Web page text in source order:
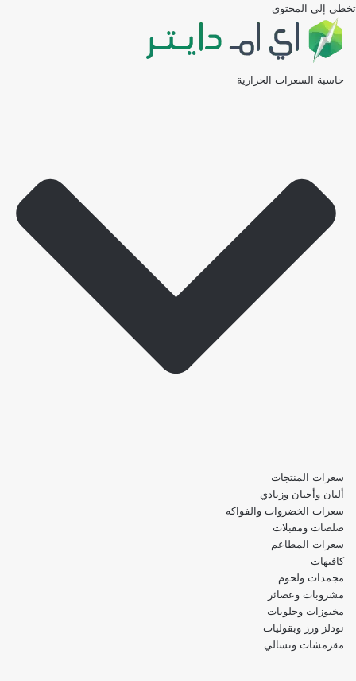
تخطى إلى المحتوى
حاسبة السعرات الحرارية
سعرات المنتجات
ألبان وأجبان وزبادي
سعرات الخضروات والفواكه
صلصات ومقبلات
سعرات المطاعم
كافيهات
مجمدات ولحوم
مشروبات وعصائر
مخبوزات وحلويات
نودلز ورز وبقوليات
مقرمشات وتسالي